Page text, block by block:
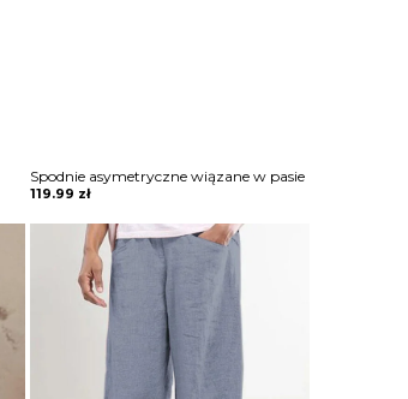
Spodnie asymetryczne wiązane w pasie
119.99 zł